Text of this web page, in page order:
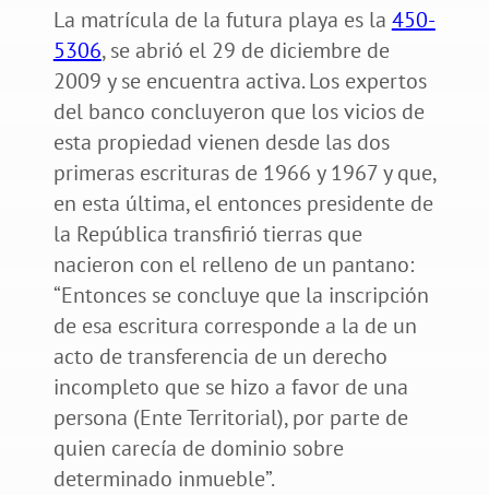
La matrícula de la futura playa es la 450-
5306, se abrió el 29 de diciembre de
2009 y se encuentra activa. Los expertos
del banco concluyeron que los vicios de
esta propiedad vienen desde las dos
primeras escrituras de 1966 y 1967 y que,
en esta última, el entonces presidente de
la República transfirió tierras que
nacieron con el relleno de un pantano:
“Entonces se concluye que la inscripción
de esa escritura corresponde a la de un
acto de transferencia de un derecho
incompleto que se hizo a favor de una
persona (Ente Territorial), por parte de
quien carecía de dominio sobre
determinado inmueble”.